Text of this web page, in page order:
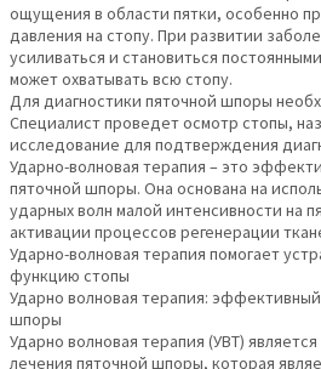
ощущения в области пятки, особенно
давления на стопу. При развитии
усиливаться и становиться
может охватывать всю стопу.
Для диагностики пяточной шпоры
Специалист проведет осмотр стопы,
исследование для подтверждения
Ударно-волновая терапия – это
пяточной шпоры. Она основана на
ударных волн малой интенсивности на
активации процессов регенерации
Ударно-волновая терапия помогает
функцию стопы
Ударно волновая терапия:
шпоры
Ударно волновая терапия (УВТ)
лечения пяточной шпоры, которая